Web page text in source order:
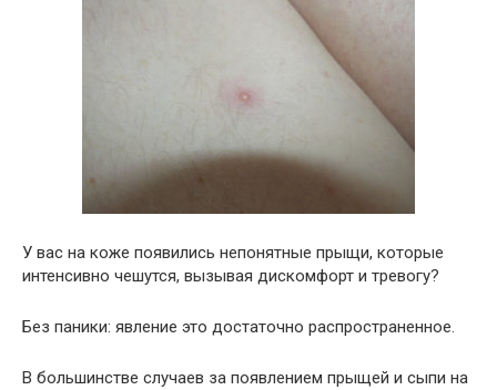
У вас на коже появились непонятные прыщи, которые
интенсивно чешутся, вызывая дискомфорт и тревогу?
Без паники: явление это достаточно распространенное.
В большинстве случаев за появлением прыщей и сыпи на